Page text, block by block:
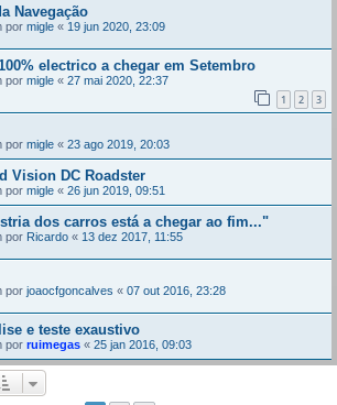
Navegação
por migle « 19 jun 2020, 23:09
electrico a chegar em Setembro
por migle « 27 mai 2020, 22:37
1 2 3
por migle « 23 ago 2019, 20:03
Vision DC Roadster
por migle « 26 jun 2019, 09:51
dos carros está a chegar ao fim..."
por Ricardo « 13 dez 2017, 11:55
por joaocfgoncalves « 07 out 2016, 23:28
e teste exaustivo
por ruimegas « 25 jan 2016, 09:03